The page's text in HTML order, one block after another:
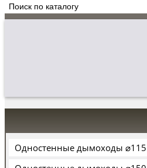
Одностенные дымоходы ⌀115